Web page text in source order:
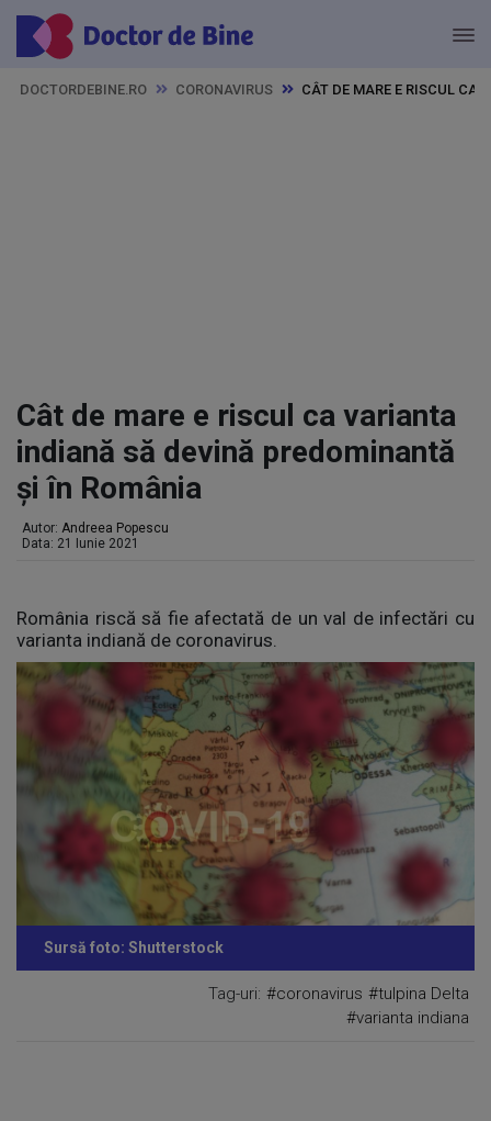
DOCTORDEBINE.RO CORONAVIRUS CÂT DE MARE E RISCUL CA
Cât de mare e riscul ca varianta
indiană să devină predominantă
și în România
Autor: Andreea Popescu
Data: 21 Iunie 2021
România riscă să fie afectată de un val de infectări cu
varianta indiană de coronavirus.
Sursă foto: Shutterstock
Tag-uri: #coronavirus #tulpina Delta
#varianta indiana